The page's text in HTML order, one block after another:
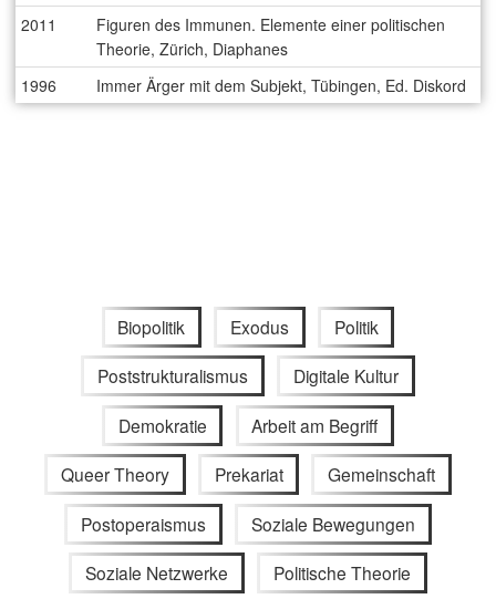
2011
Figuren des Immunen. Elemente einer politischen
Theorie, Zürich, Diaphanes
1996
Immer Ärger mit dem Subjekt, Tübingen, Ed. Diskord
Biopolitik Exodus Politik
Poststrukturalismus Digitale Kultur
Demokratie Arbeit am Begriff
Queer Theory Prekariat Gemeinschaft
Postoperaismus Soziale Bewegungen
Soziale Netzwerke Politische Theorie